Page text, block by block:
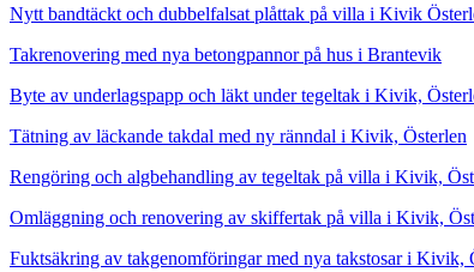
Nytt bandtäckt och dubbelfalsat plåttak på villa i Kivik
Takrenovering med nya betongpannor på hus i Brantevik
Byte av underlagspapp och läkt under tegeltak i Kivik,
Tätning av läckande takdal med ny ränndal i Kivik, Österlen
Rengöring och algbehandling av tegeltak på villa i Kivik,
Omläggning och renovering av skiffertak på villa i Kivik,
Fuktsäkring av takgenomföringar med nya takstosar i Kivik,